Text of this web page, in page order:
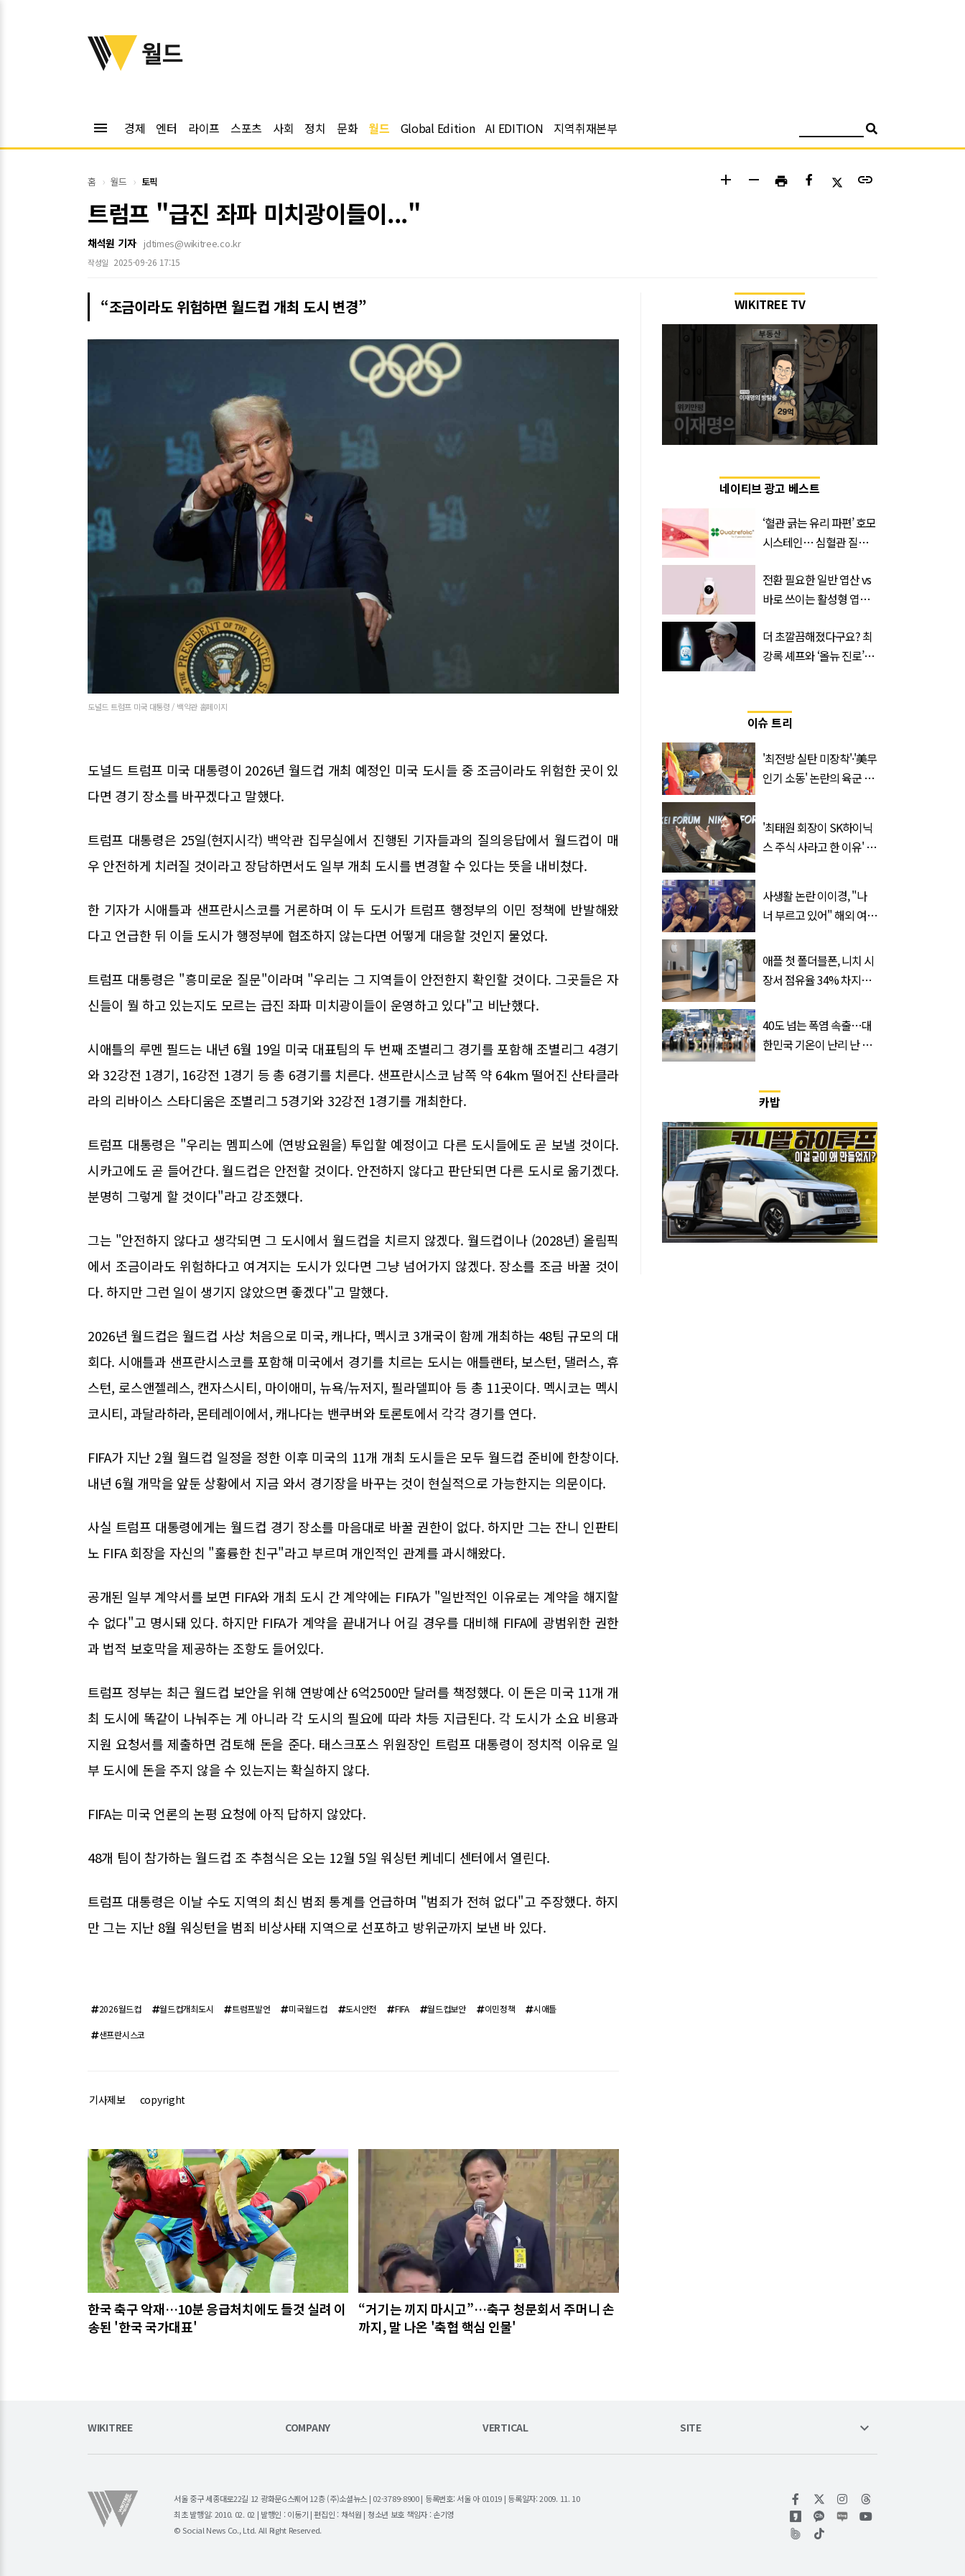
위키트리
월드
menu 경제 엔터 라이프 스포츠 사회 정치 문화 월드 Global Edition AI EDITION 지역취재본부
홈 월드 토픽 add remove print link
트럼프 "급진 좌파 미치광이들이..."
채석원 기자 jdtimes@wikitree.co.kr
작성일 2025-09-26 17:15
“조금이라도 위험하면 월드컵 개최 도시 변경”
도널드 트럼프 미국 대통령 / 백악관 홈페이지
도널드 트럼프 미국 대통령이 2026년 월드컵 개최 예정인 미국 도시들 중 조금이라도 위험한 곳이 있
다면 경기 장소를 바꾸겠다고 말했다.
트럼프 대통령은 25일(현지시각) 백악관 집무실에서 진행된 기자들과의 질의응답에서 월드컵이 매
우 안전하게 치러질 것이라고 장담하면서도 일부 개최 도시를 변경할 수 있다는 뜻을 내비쳤다.
한 기자가 시애틀과 샌프란시스코를 거론하며 이 두 도시가 트럼프 행정부의 이민 정책에 반발해왔
다고 언급한 뒤 이들 도시가 행정부에 협조하지 않는다면 어떻게 대응할 것인지 물었다.
트럼프 대통령은 "흥미로운 질문"이라며 "우리는 그 지역들이 안전한지 확인할 것이다. 그곳들은 자
신들이 뭘 하고 있는지도 모르는 급진 좌파 미치광이들이 운영하고 있다"고 비난했다.
시애틀의 루멘 필드는 내년 6월 19일 미국 대표팀의 두 번째 조별리그 경기를 포함해 조별리그 4경기
와 32강전 1경기, 16강전 1경기 등 총 6경기를 치른다. 샌프란시스코 남쪽 약 64km 떨어진 산타클라
라의 리바이스 스타디움은 조별리그 5경기와 32강전 1경기를 개최한다.
트럼프 대통령은 "우리는 멤피스에 (연방요원을) 투입할 예정이고 다른 도시들에도 곧 보낼 것이다.
시카고에도 곧 들어간다. 월드컵은 안전할 것이다. 안전하지 않다고 판단되면 다른 도시로 옮기겠다.
분명히 그렇게 할 것이다"라고 강조했다.
그는 "안전하지 않다고 생각되면 그 도시에서 월드컵을 치르지 않겠다. 월드컵이나 (2028년) 올림픽
에서 조금이라도 위험하다고 여겨지는 도시가 있다면 그냥 넘어가지 않겠다. 장소를 조금 바꿀 것이
다. 하지만 그런 일이 생기지 않았으면 좋겠다"고 말했다.
2026년 월드컵은 월드컵 사상 처음으로 미국, 캐나다, 멕시코 3개국이 함께 개최하는 48팀 규모의 대
회다. 시애틀과 샌프란시스코를 포함해 미국에서 경기를 치르는 도시는 애틀랜타, 보스턴, 댈러스, 휴
스턴, 로스앤젤레스, 캔자스시티, 마이애미, 뉴욕/뉴저지, 필라델피아 등 총 11곳이다. 멕시코는 멕시
코시티, 과달라하라, 몬테레이에서, 캐나다는 밴쿠버와 토론토에서 각각 경기를 연다.
FIFA가 지난 2월 월드컵 일정을 정한 이후 미국의 11개 개최 도시들은 모두 월드컵 준비에 한창이다.
내년 6월 개막을 앞둔 상황에서 지금 와서 경기장을 바꾸는 것이 현실적으로 가능한지는 의문이다.
사실 트럼프 대통령에게는 월드컵 경기 장소를 마음대로 바꿀 권한이 없다. 하지만 그는 잔니 인판티
노 FIFA 회장을 자신의 "훌륭한 친구"라고 부르며 개인적인 관계를 과시해왔다.
공개된 일부 계약서를 보면 FIFA와 개최 도시 간 계약에는 FIFA가 "일반적인 이유로는 계약을 해지할
수 없다"고 명시돼 있다. 하지만 FIFA가 계약을 끝내거나 어길 경우를 대비해 FIFA에 광범위한 권한
과 법적 보호막을 제공하는 조항도 들어있다.
트럼프 정부는 최근 월드컵 보안을 위해 연방예산 6억2500만 달러를 책정했다. 이 돈은 미국 11개 개
최 도시에 똑같이 나눠주는 게 아니라 각 도시의 필요에 따라 차등 지급된다. 각 도시가 소요 비용과
지원 요청서를 제출하면 검토해 돈을 준다. 태스크포스 위원장인 트럼프 대통령이 정치적 이유로 일
부 도시에 돈을 주지 않을 수 있는지는 확실하지 않다.
FIFA는 미국 언론의 논평 요청에 아직 답하지 않았다.
48개 팀이 참가하는 월드컵 조 추첨식은 오는 12월 5일 워싱턴 케네디 센터에서 열린다.
트럼프 대통령은 이날 수도 지역의 최신 범죄 통계를 언급하며 "범죄가 전혀 없다"고 주장했다. 하지
만 그는 지난 8월 워싱턴을 범죄 비상사태 지역으로 선포하고 방위군까지 보낸 바 있다.
2026월드컵 월드컵개최도시 트럼프발언 미국월드컵 도시안전 FIFA 월드컵보안 이민정책 시애틀
샌프란시스코
기사제보 copyright
관련기사
한국 축구 악재…10분 응급처치에도 들것 실려 이
송된 '한국 국가대표'
“거기는 끼지 마시고”…축구 청문회서 주머니 손
까지, 말 나온 '축협 핵심 인물'
WIKITREE TV
네이티브 광고 베스트
‘혈관 긁는 유리 파편’ 호모
시스테인… 심혈관 질환
전환 필요한 일반 엽산 vs
바로 쓰이는 활성형 엽
‘Quatrefolic®’ 주목
더 초깔끔해졌다구요? 최
강록 셰프와 ‘올뉴 진로’의
이슈 트리
'최전방 실탄 미장착'·'美무
인기 소동' 논란의 육군 1
'최태원 회장이 SK하이닉
스 주식 사라고 한 이유' 글
사생활 논란 이이경, "나
너 부르고 있어" 해외 여배
애플 첫 폴더블폰, 니치 시
장서 점유율 34% 차지할
40도 넘는 폭염 속출…대
한민국 기온이 난리 난 이
카밥
keyboard_arrow_down
WIKITREE COMPANY VERTICAL SITE
서울 중구 세종대로22길 12 광화문G스퀘어 12층 (주)소셜뉴스 | 02-3789-8900 | 등록번호: 서울 아 01019 | 등록일자: 2009. 11. 10
최초 발행일: 2010. 02. 02 | 발행인 : 이동기 | 편집인 : 채석원 | 청소년 보호 책임자 : 손기영
© Social News Co., Ltd. All Right Reserved.
위키트리 페이스북위키트리 인스타그램
위키트리 유튜브
위키트리 틱톡